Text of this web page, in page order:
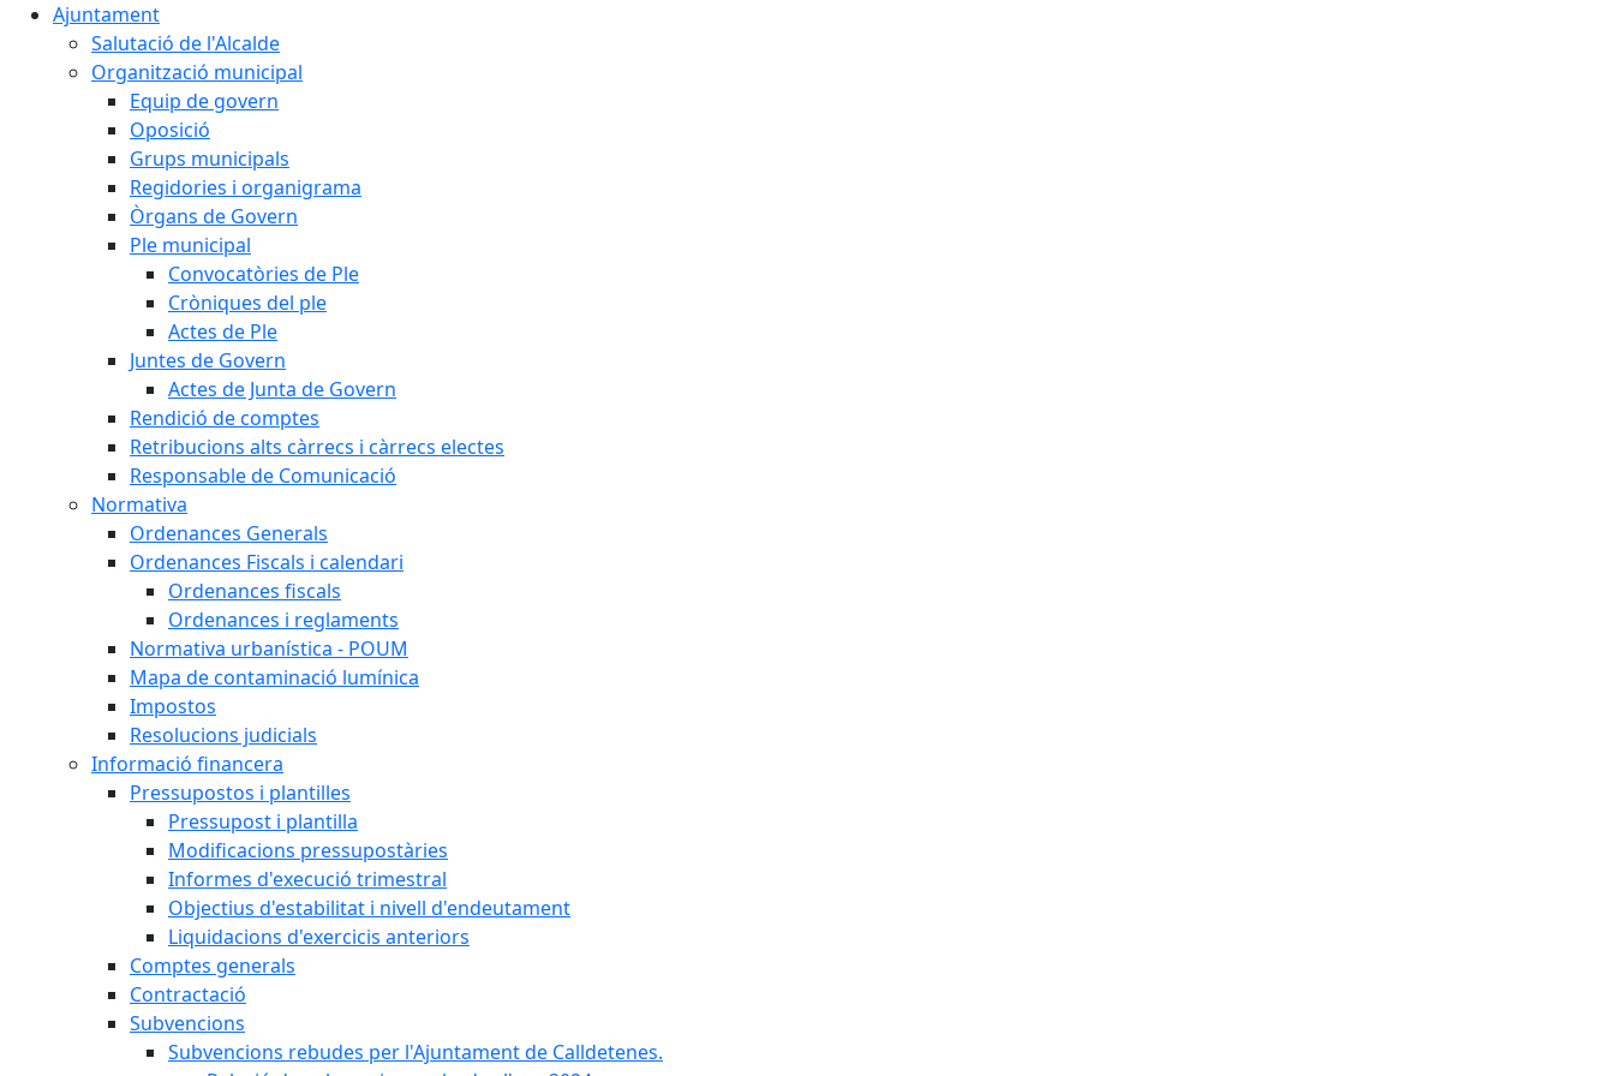
Ajuntament
Salutació de l'Alcalde
Organització municipal
Equip de govern
Oposició
Grups municipals
Regidories i organigrama
Òrgans de Govern
Ple municipal
Convocatòries de Ple
Cròniques del ple
Actes de Ple
Juntes de Govern
Actes de Junta de Govern
Rendició de comptes
Retribucions alts càrrecs i càrrecs electes
Responsable de Comunicació
Normativa
Ordenances Generals
Ordenances Fiscals i calendari
Ordenances fiscals
Ordenances i reglaments
Normativa urbanística - POUM
Mapa de contaminació lumínica
Impostos
Resolucions judicials
Informació financera
Pressupostos i plantilles
Pressupost i plantilla
Modificacions pressupostàries
Informes d'execució trimestral
Objectius d'estabilitat i nivell d'endeutament
Liquidacions d'exercicis anteriors
Comptes generals
Contractació
Subvencions
Subvencions rebudes per l'Ajuntament de Calldetenes.